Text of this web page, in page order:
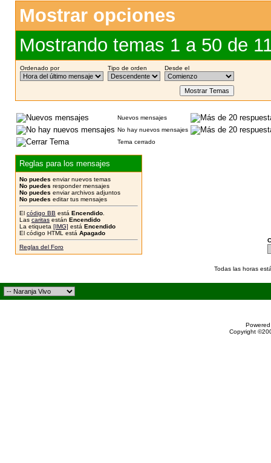
Mostrar opciones
Mostrando temas 1 a 50 de
Ordenado por Tipo de orden Desde el
Nuevos mensajes
No hay nuevos mensajes
Tema cerrado
Reglas para los mensajes
No puedes enviar nuevos temas
No puedes responder mensajes
No puedes enviar archivos adjuntos
No puedes editar tus mensajes
El código BB está Encendido
Las caritas están Encendido
La etiqueta [IMG] está Encendido
El código HTML está Apagado
Reglas del Foro
Todas las horas
Copyright